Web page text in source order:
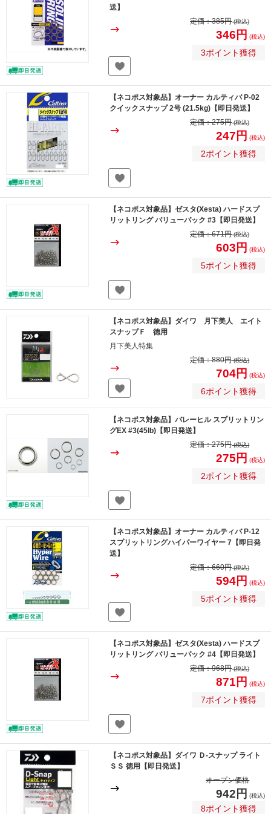
送】
定価：385円(税込)
346円 (税込)
3ポイント獲得
【ネコポス対象品】オーナー カルティバ P-02
クイックスナップ 2号 (21.5kg)【即日発送】
定価：275円(税込)
247円 (税込)
2ポイント獲得
【ネコポス対象品】ゼスタ(Xesta) ハードスプ
リットリング バリューパック #3【即日発送】
定価：671円(税込)
603円 (税込)
5ポイント獲得
【ネコポス対象品】ダイワ 月下美人 エイト
スナップＦ 徳用
月下美人特集
定価：880円(税込)
704円 (税込)
6ポイント獲得
【ネコポス対象品】バレーヒル スプリットリン
グEX #3(45lb)【即日発送】
定価：275円(税込)
275円 (税込)
2ポイント獲得
【ネコポス対象品】オーナー カルティバ P-12
スプリットリングハイパーワイヤー 7【即日発
送】
定価：660円(税込)
594円 (税込)
5ポイント獲得
【ネコポス対象品】ゼスタ(Xesta) ハードスプ
リットリング バリューパック #4【即日発送】
定価：968円(税込)
871円 (税込)
7ポイント獲得
【ネコポス対象品】ダイワ Ｄ-スナップ ライト
ＳＳ 徳用【即日発送】
オープン価格
942円 (税込)
8ポイント獲得